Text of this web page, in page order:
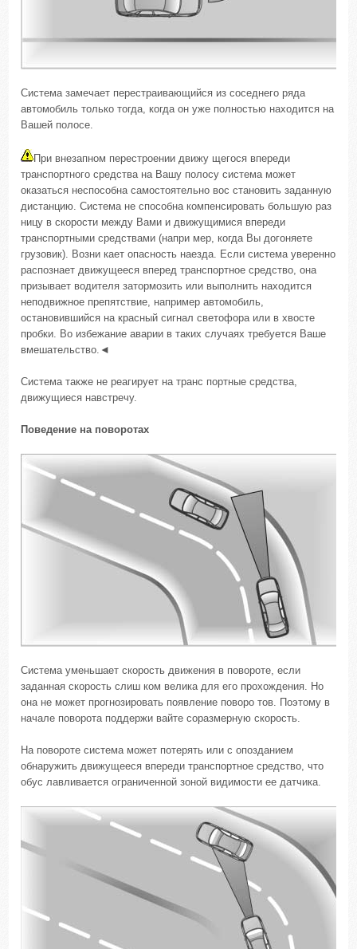
Система замечает перестраивающийся из соседнего ряда
автомобиль только тогда, когда он уже полностью находится на
Вашей полосе.
При внезапном перестроении движу щегося впереди
транспортного средства на Вашу полосу система может
оказаться неспособна самостоятельно вос становить заданную
дистанцию. Система не способна компенсировать большую раз
ницу в скорости между Вами и движущимися впереди
транспортными средствами (напри мер, когда Вы догоняете
грузовик). Возни кает опасность наезда. Если система уверенно
распознает движущееся вперед транспортное средство, она
призывает водителя затормозить или выполнить находится
неподвижное препятствие, например автомобиль,
остановившийся на красный сигнал светофора или в хвосте
пробки. Во избежание аварии в таких случаях требуется Ваше
вмешательство.◄
Система также не реагирует на транс портные средства,
движущиеся навстречу.
Поведение на поворотах
Система уменьшает скорость движения в повороте, если
заданная скорость слиш ком велика для его прохождения. Но
она не может прогнозировать появление поворо тов. Поэтому в
начале поворота поддержи вайте соразмерную скорость.
На повороте система может потерять или с опозданием
обнаружить движущееся впереди транспортное средство, что
обус лавливается ограниченной зоной видимости ее датчика.